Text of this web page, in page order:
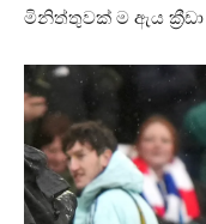
මිනිත්තුවක් ම ඇය ක්‍රීඩා